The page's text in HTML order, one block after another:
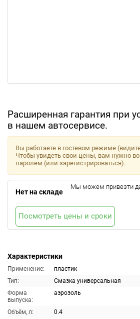
Расширенная гарантия при
в нашем автосервисе.
Характеристики
Применение:
пластик
Тип:
Смазка универсальная
Форма
выпуска:
аэрозоль
Объём, л:
0.4
Вы работаете в гостевом режиме
Чтобы увидеть свои цены, вам нужно
паролем (или зарегистрироваться).
Нет на складе
Мы можем привезти
Посмотреть цены и сроки